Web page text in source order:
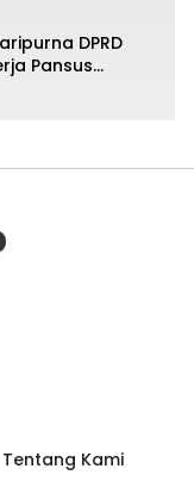
DPRD
Pansus
Tentang Kami